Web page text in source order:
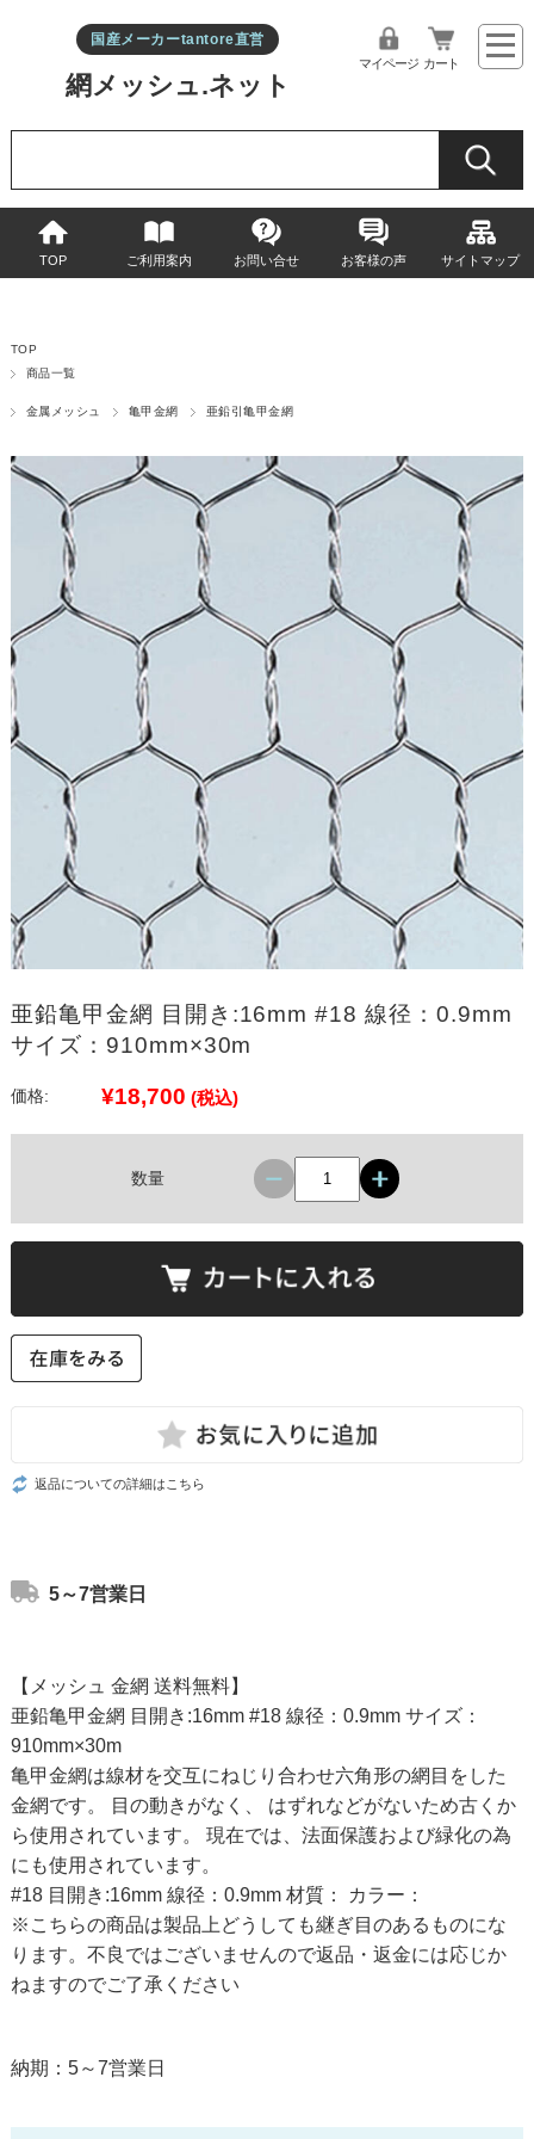
網メッシュ.ネット
国産メーカーtantore直営
マイページ カート
TOP ご利用案内 お問い合せ お客様の声 サイトマップ
TOP
商品一覧
金属メッシュ 亀甲金網 亜鉛引亀甲金網
亜鉛亀甲金網 目開き:16mm #18 線径：0.9mm
サイズ：910mm×30m
価格: ¥18,700 (税込)
数量
返品についての詳細はこちら
5～7営業日
【メッシュ 金網 送料無料】
亜鉛亀甲金網 目開き:16mm #18 線径：0.9mm サイズ：
910mm×30m
亀甲金網は線材を交互にねじり合わせ六角形の網目をした
金網です。 目の動きがなく、 はずれなどがないため古くか
ら使用されています。 現在では、法面保護および緑化の為
にも使用されています。
#18 目開き:16mm 線径：0.9mm 材質： カラー：
※こちらの商品は製品上どうしても継ぎ目のあるものにな
ります。不良ではございませんので返品・返金には応じか
ねますのでご了承ください
納期：5～7営業日